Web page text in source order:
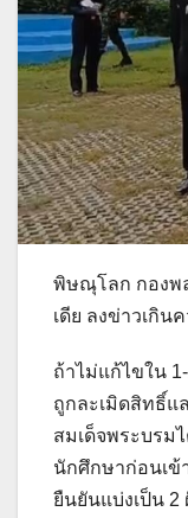
พิษณุโลก กองพ
เดีย ลงข่าวเกิน
ถ้าไม่แก้ไขใน
ถูกละเมิดสิทธิ์แ
สมเด็จพระบรม
นักศึกษาก่อนเข้
ยืนยันแบ่งเป็น 2